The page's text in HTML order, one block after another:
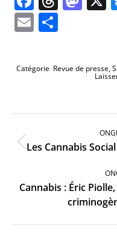
Email
Catégorie Revue de presse,
Navigation
commentaire
Les Cannabis
Cannabis : Éric